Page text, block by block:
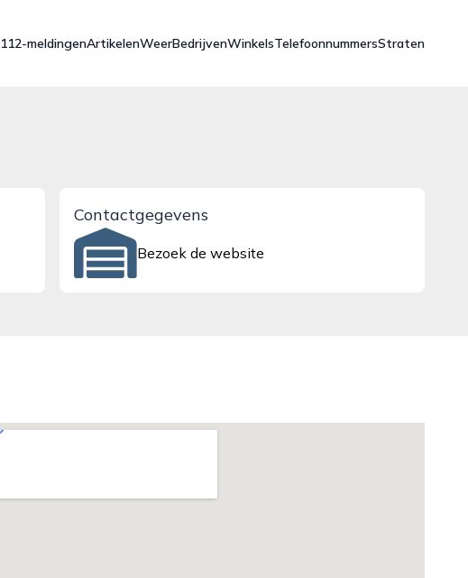
112-meldingenArtikelenWeerBedrijvenWinkelsTelefoonnummersStraten
Contactgegevens
Bezoek de website